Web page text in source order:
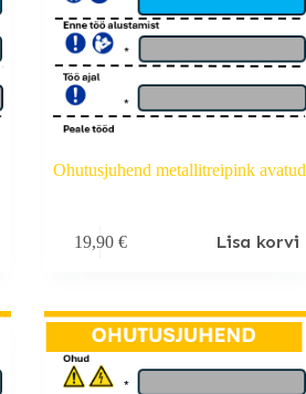
Ohutusjuhend metallitreipink avatud
19,90 € Lisa korvi